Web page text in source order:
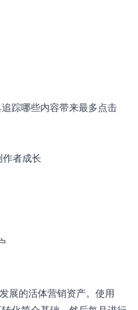
踪哪些内容带来最多点击
者成长
展的活体营销资产。使用